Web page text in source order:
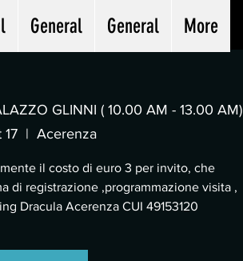
General General More
GLINNI ( 10.00 AM - 13.00 AM)
  |
Acerenza
il costo di euro 3 per invito, che
di registrazione ,programmazione visita ,
Dracula Acerenza CUI 49153120